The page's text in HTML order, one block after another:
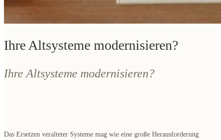
Ihre Altsysteme modernisieren?
Ihre Altsysteme modernisieren?
Das Ersetzen veralteter Systeme mag wie eine große Herausforderung